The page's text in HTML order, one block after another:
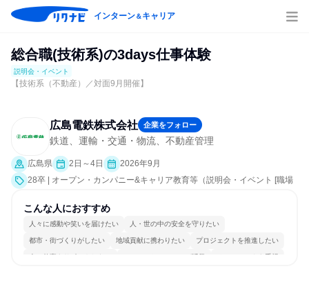
インターン＆キャリア
総合職(技術系)の3days仕事体験
説明会・イベント
【技術系（不動産）／対面9月開催】
広島電鉄株式会社 企業をフォロー
鉄道、運輸・交通・物流、不動産管理
広島県 2日～4日
2026年9月
28卒 | オープン・カンパニー&キャリア教育等（説明会・イベント [職場
こんな人におすすめ
人々に感動や笑いを届けたい 人・世の中の安全を守りたい
都市・街づくりがしたい 地域貢献に携わりたい プロジェクトを推進したい
人の仕事をサポートしたい コミュニケーションが活発 チームワークを重視